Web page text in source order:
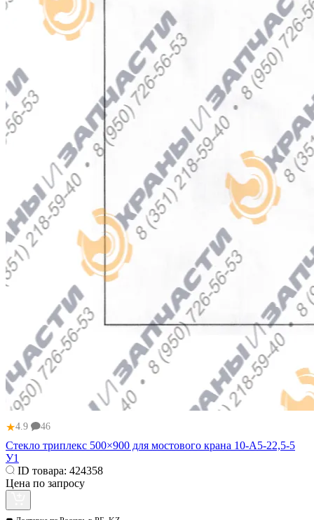
★4.9 46
Стекло триплекс 500×900 для мостового крана 10‑А5‑22,5‑5
У1
ID товара: 424358
Цена по запросу